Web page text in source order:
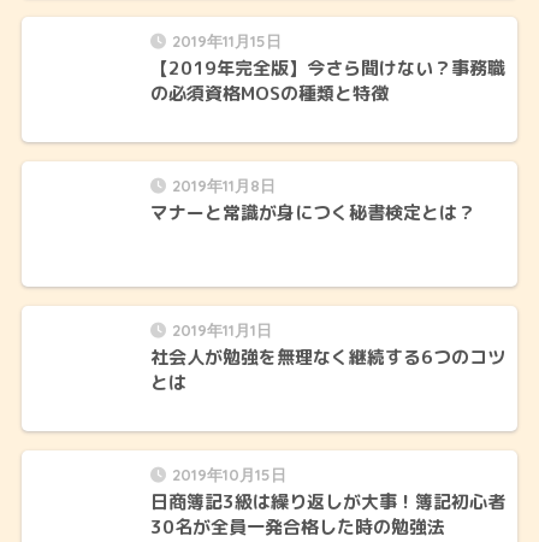
2019年11月15日
【2019年完全版】今さら聞けない？事務職
の必須資格MOSの種類と特徴
2019年11月8日
マナーと常識が身につく秘書検定とは？
2019年11月1日
社会人が勉強を無理なく継続する6つのコツ
とは
2019年10月15日
日商簿記3級は繰り返しが大事！簿記初心者
30名が全員一発合格した時の勉強法